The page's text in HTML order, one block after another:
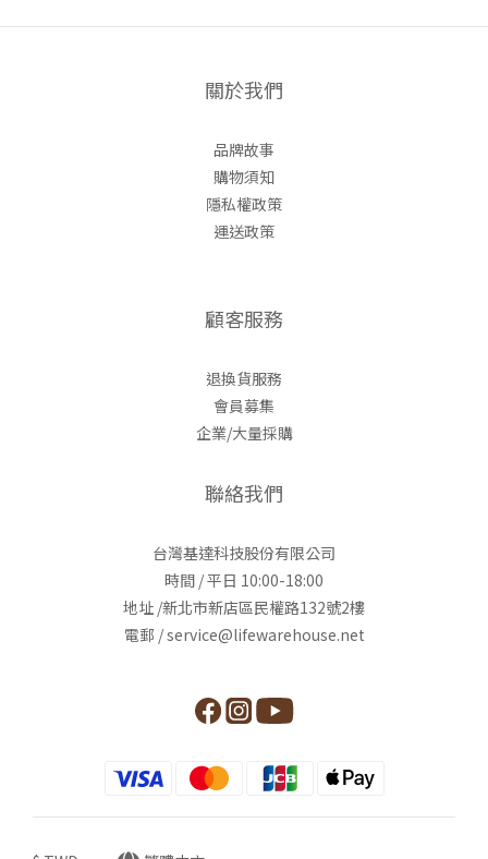
關於我們
品牌故事
購物須知
隱私權政策
運送政策
顧客服務
退換貨服務
會員募集
企業/大量採購
聯絡我們
台灣基達科技股份有限公司
時間 / 平日 10:00-18:00
地址 /新北市新店區民權路132號2樓
電郵 / service@lifewarehouse.net